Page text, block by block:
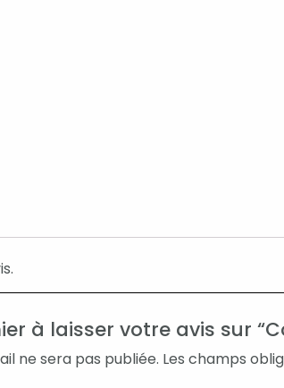
à laisser votre avis sur
ne sera pas publiée. Les champs